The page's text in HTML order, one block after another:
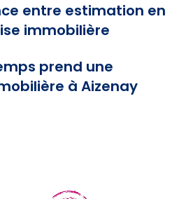
entre estimation en
immobilière
prend une
à Aizenay